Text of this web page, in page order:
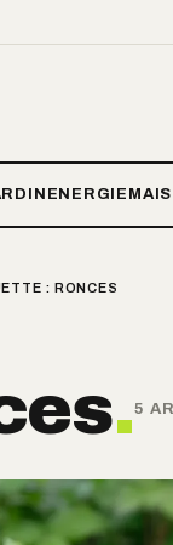
ENERGIE
: RONCES
.5